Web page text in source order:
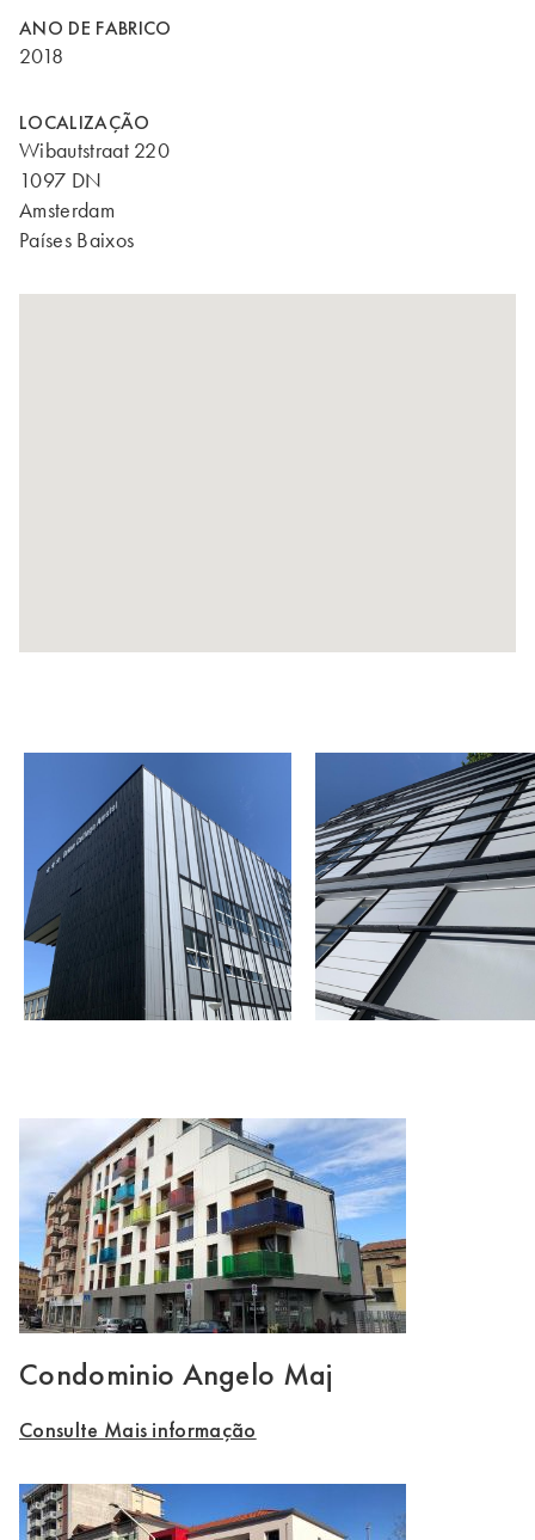
ANO DE FABRICO
2018
LOCALIZAÇÃO
Wibautstraat 220
1097 DN
Amsterdam
Países Baixos
Condominio Angelo Maj
Consulte Mais informação